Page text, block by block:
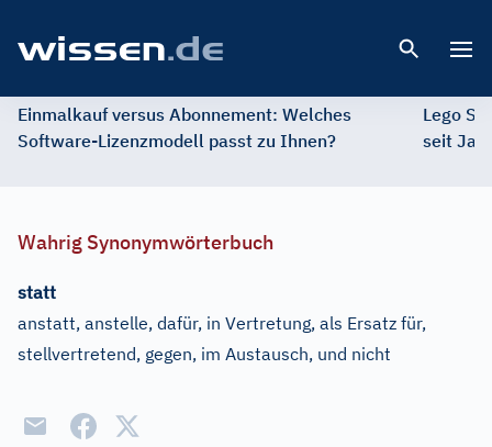
Einmalkauf versus Abonnement: Welches
Software-Lizenzmodell passt zu Ihnen?
Lego
seit
Wahrig Synonymwörterbuch
statt
anstatt, anstelle, dafür, in Vertretung, als Ersatz für,
stellvertretend, gegen, im Austausch, und nicht